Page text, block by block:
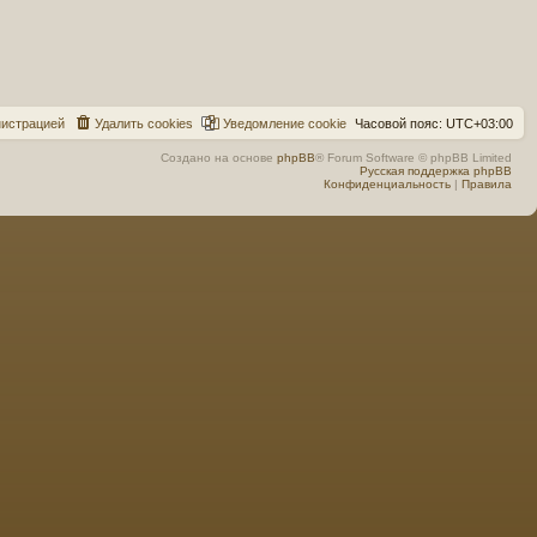
Часовой пояс: UTC+03:00
Уведомление cookie
Удалить cookies
истрацией
Создано на основе phpBB® Forum Software © phpBB Limited
Русская поддержка phpBB
Конфиденциальность | Правила